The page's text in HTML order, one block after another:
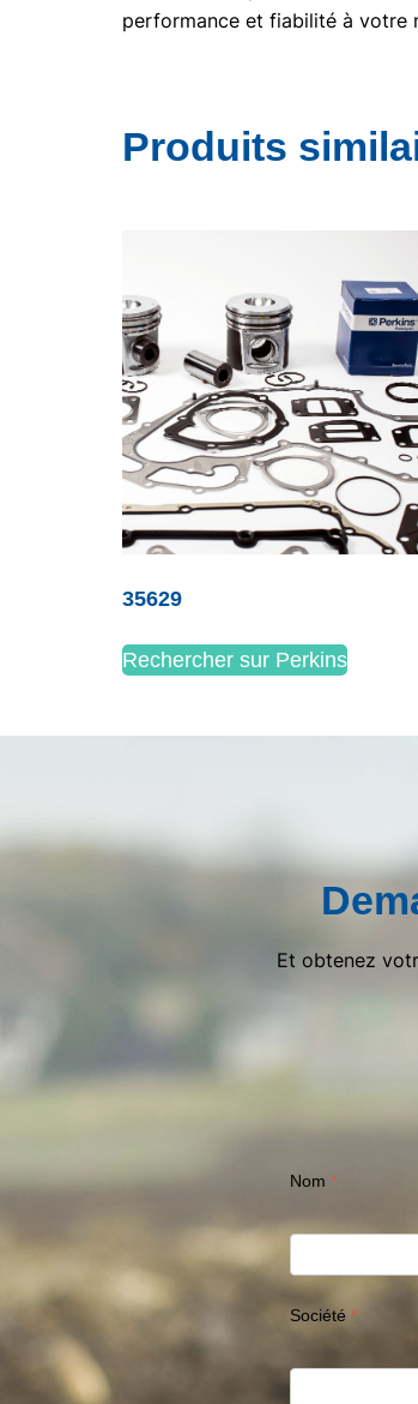
performance et fiabilité à votre
Produits
35629
Rechercher sur Perkins
Et obtenez
Nom
Société